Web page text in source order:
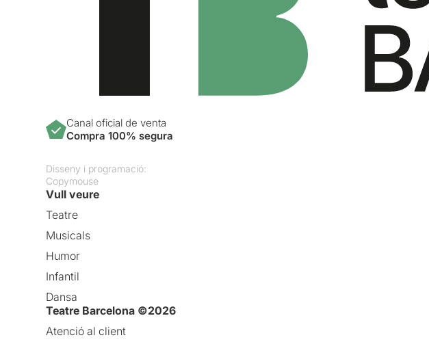
Canal oficial de venta
Compra 100% segura
Disseny i programació:
Copymouse
Vull veure
Teatre
Musicals
Humor
Infantil
Dansa
Teatre Barcelona ©2026
Atenció al client